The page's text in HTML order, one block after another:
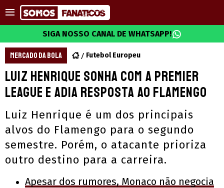
SIGA NOSSO CANAL DE WHATSAPP!
MERCADO DA BOLA Futebol Europeu
Luiz Henrique sonha com a Premier
League e adia resposta ao Flamengo
Luiz Henrique é um dos principais
alvos do Flamengo para o segundo
semestre. Porém, o atacante prioriza
outro destino para a carreira.
Apesar dos rumores, Monaco não negocia